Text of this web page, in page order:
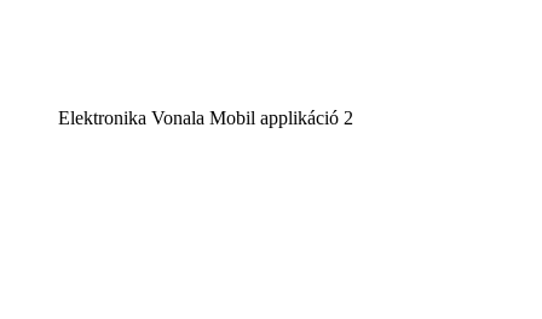
Elektronika Vonala Mobil applikáció 2